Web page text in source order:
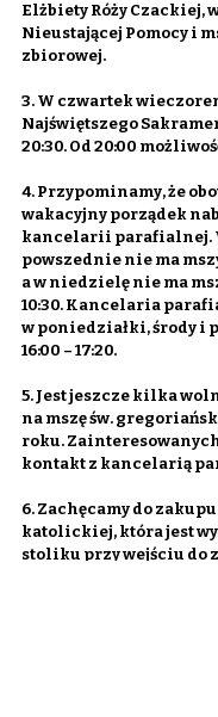
Elżbiety Róży Czackiej,
Nieustającej Pomocy i
zbiorowej.
3. W czwartek
Najświętszego
20:30. Od 20:00
4. Przypominamy, że
wakacyjny porządek
kancelarii parafialnej.
powszednie nie ma
a w niedzielę nie ma
10:30. Kancelaria
w poniedziałki, środy i
16:00 – 17:20.
5. Jest jeszcze kilka
na mszę św.
roku.
kontakt z kancelarią
6. Zachęcamy do
katolickiej, która jest
stoliku przy wejściu do